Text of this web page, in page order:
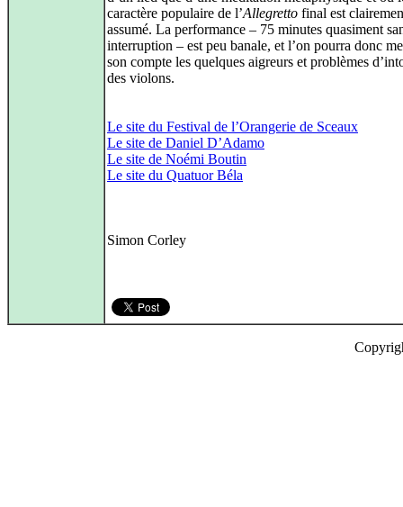
caractère populaire de l’Allegretto final est
assumé. La performance – 75 minutes quasiment
interruption – est peu banale, et l’on pourra donc
son compte les quelques aigreurs et problèmes
des violons.
Le site du Festival de l’Orangerie de Sceaux
Le site de Daniel D’Adamo
Le site de Noémi Boutin
Le site du Quatuor Béla
Simon Corley